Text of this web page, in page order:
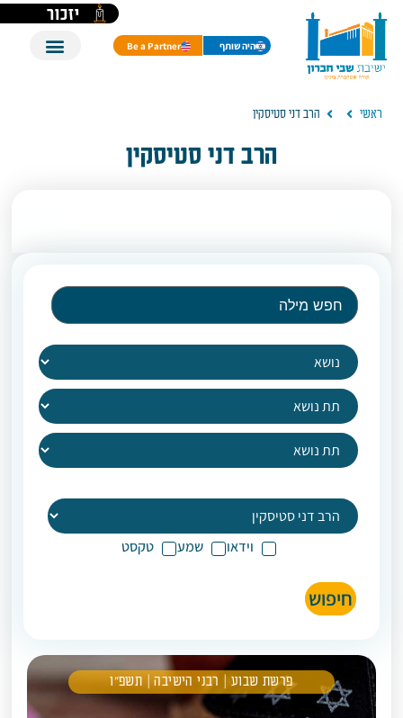
יזכור
היה שותף Be a Partner
ראשי הרב דני סטיסקין
הרב דני סטיסקין
וידאו שמע טקסט
חיפוש
פרשת שבוע | רבני הישיבה | תשפ"ו